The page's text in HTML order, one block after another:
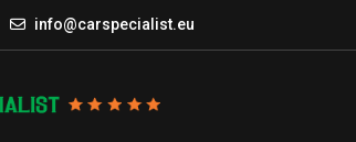
info@carspecialist.eu